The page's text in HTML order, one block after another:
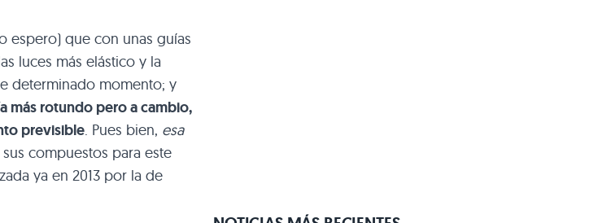
espero) que con unas guías
luces más elástico y la
determinado momento; y
más rotundo pero a cambio,
previsible. Pues bien, esa
compuestos para este
ya en 2013 por la de